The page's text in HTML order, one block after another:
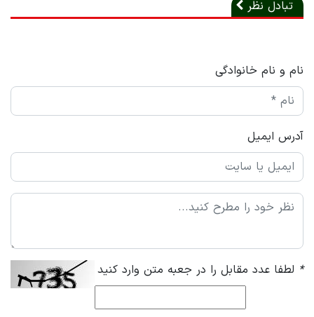
تبادل نظر
نام و نام خانوادگی
آدرس ایمیل
* لطفا عدد مقابل را در جعبه متن وارد کنید